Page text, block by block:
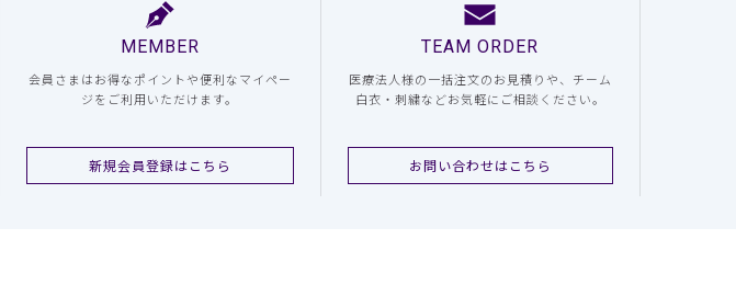
MEMBER
会員さまはお得なポイントや便利なマイペー
ジをご利用いただけます。
新規会員登録はこちら
TEAM ORDER
医療法人様の一括注文のお見積りや、チーム
白衣・刺繍などお気軽にご相談ください。
お問い合わせはこちら